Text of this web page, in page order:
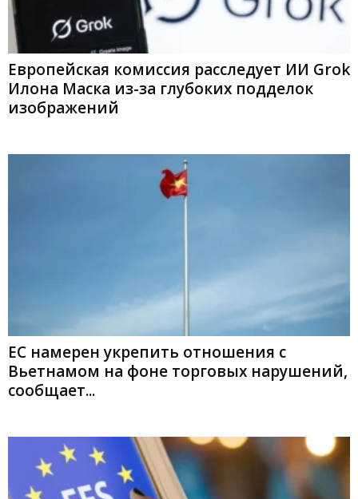
Европейская комиссия расследует ИИ Grok
Илона Маска из-за глубоких подделок
изображений
ЕС намерен укрепить отношения с
Вьетнамом на фоне торговых нарушений,
сообщает...